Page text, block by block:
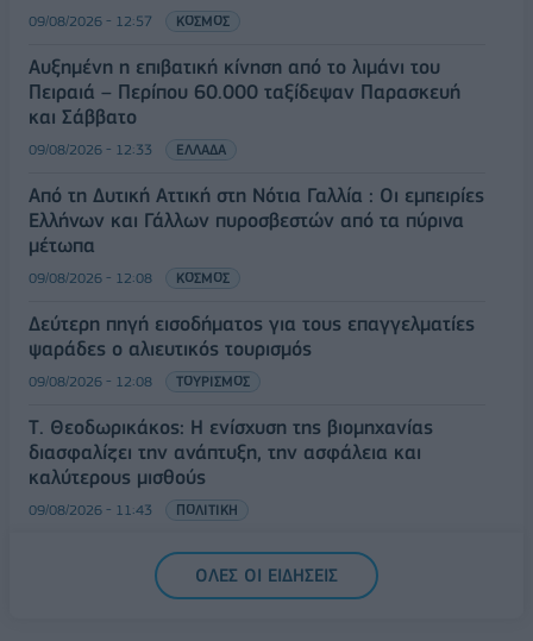
09/08/2026 - 12:57 ΚΟΣΜΟΣ
Αυξημένη η επιβατική κίνηση από το λιμάνι του
Πειραιά – Περίπου 60.000 ταξίδεψαν Παρασκευή
και Σάββατο
09/08/2026 - 12:33 ΕΛΛΑΔΑ
Από τη Δυτική Αττική στη Νότια Γαλλία : Οι εμπειρίες
Ελλήνων και Γάλλων πυροσβεστών από τα πύρινα
μέτωπα
09/08/2026 - 12:08 ΚΟΣΜΟΣ
Δεύτερη πηγή εισοδήματος για τους επαγγελματίες
ψαράδες ο αλιευτικός τουρισμός
09/08/2026 - 12:08 ΤΟΥΡΙΣΜΟΣ
Τ. Θεοδωρικάκος: Η ενίσχυση της βιομηχανίας
διασφαλίζει την ανάπτυξη, την ασφάλεια και
καλύτερους μισθούς
09/08/2026 - 11:43 ΠΟΛΙΤΙΚΗ
Υπ. Μεταφορών: Οριστική λύση στο ζήτημα των
πινακίδων κυκλοφορίας - Τέλος στις χρονοβόρες
ΟΛΕΣ ΟΙ ΕΙΔΗΣΕΙΣ